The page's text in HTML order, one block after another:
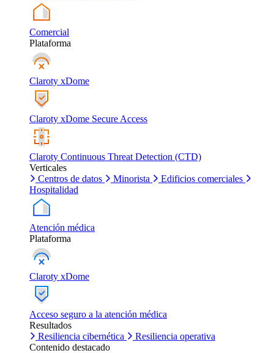
Comercial
Plataforma
Claroty xDome
Claroty xDome Secure Access
Claroty Continuous Threat Detection (CTD)
Verticales
Centros de datos
Minorista
Edificios comerciales
Hospitalidad
Atención médica
Plataforma
Claroty xDome
Acceso seguro a la atención médica
Resultados
Resiliencia cibernética
Resiliencia operativa
Contenido destacado